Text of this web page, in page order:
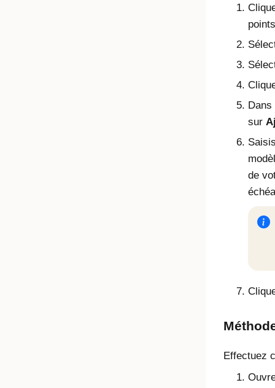
sur
de
Effectuez